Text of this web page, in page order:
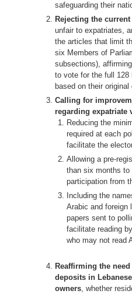
safeguarding their
Rejecting the
unfair to expatriates,
the articles that limit
six Members of
subsections),
to vote for the full 128
based on their
Calling for
regarding expatriate
Reducing the
required at each
facilitate the
Allowing a pre-
than six months to
participation from
Including the
Arabic and foreign
papers sent to
facilitate reading
who may not read
Reaffirming the
deposits in
owners, whether